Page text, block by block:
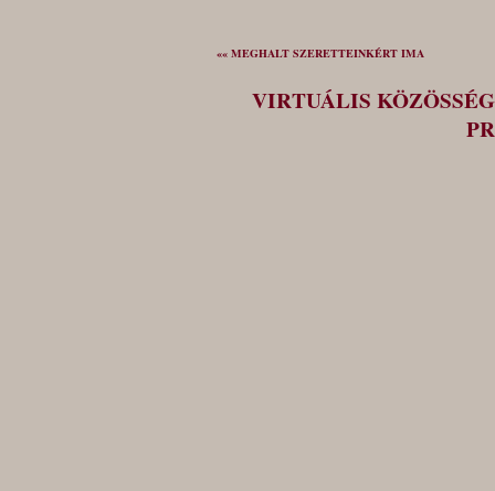
«« MEGHALT SZERETTEINKÉRT IMA
VIRTUÁLIS KÖZÖSSÉG